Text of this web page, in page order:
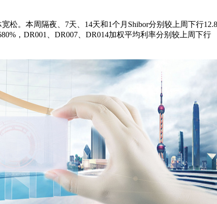
本周隔夜、7天、14天和1个月Shibor分别较上周下行
，DR001、DR007、DR014加权平均利率分别较上周下行